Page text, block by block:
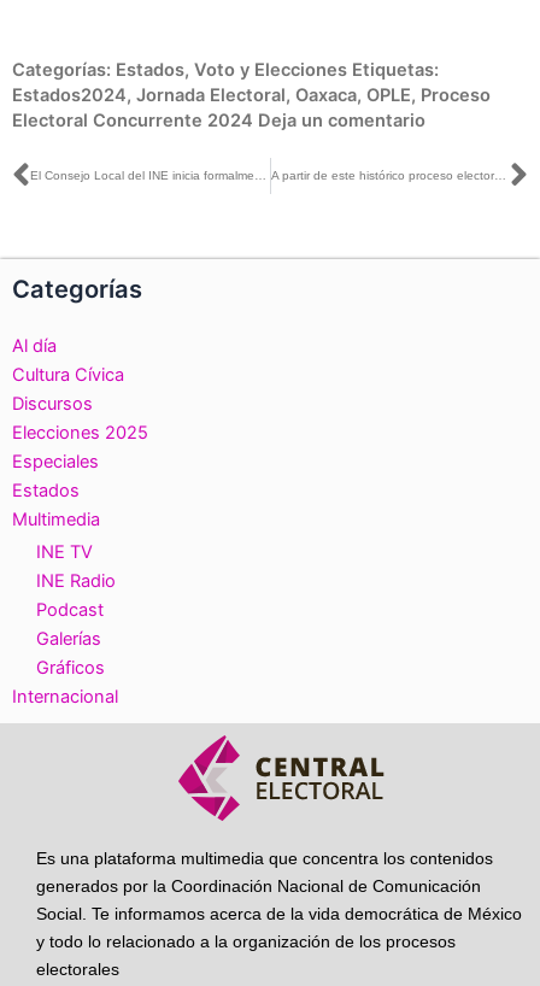
Categorías: Estados, Voto y Elecciones Etiquetas:
Estados2024, Jornada Electoral, Oaxaca, OPLE, Proceso
Electoral Concurrente 2024 Deja un comentario
Ant A partir de este histórico proceso electoral debemos ofrecer una nueva cara a la población: Guadalupe Taddei
Categorías
Al día
Cultura Cívica
Discursos
Elecciones 2025
Especiales
Estados
Multimedia
INE TV
INE Radio
Podcast
Galerías
Gráficos
Internacional
Es una plataforma multimedia que concentra los contenidos
generados por la Coordinación Nacional de Comunicación
Social. Te informamos acerca de la vida democrática de México
y todo lo relacionado a la organización de los procesos
electorales